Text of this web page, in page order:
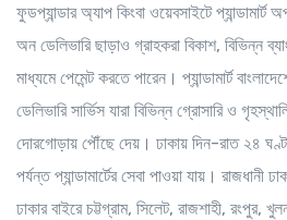
ফুডপ্যান্ডার অ্যাপ কিংবা ওয়েবসাইটে
অন ডেলিভারি ছাড়াও গ্রাহকরা বিকাশ, বিভিন্ন
মাধ্যমে পেমেন্ট করতে পারেন। প্যান্ডামার্ট
ডেলিভারি সার্ভিস যারা বিভিন্ন গ্রোসারি ও
দোরগোড়ায় পৌঁছে দেয়। ঢাকায় দিন-রাত ২৪
পর্যন্ত প্যান্ডামার্টের সেবা পাওয়া যায়। রাজধানী
ঢাকার বাইরে চট্টগ্রাম, সিলেট, রাজশাহী, রংপুর,